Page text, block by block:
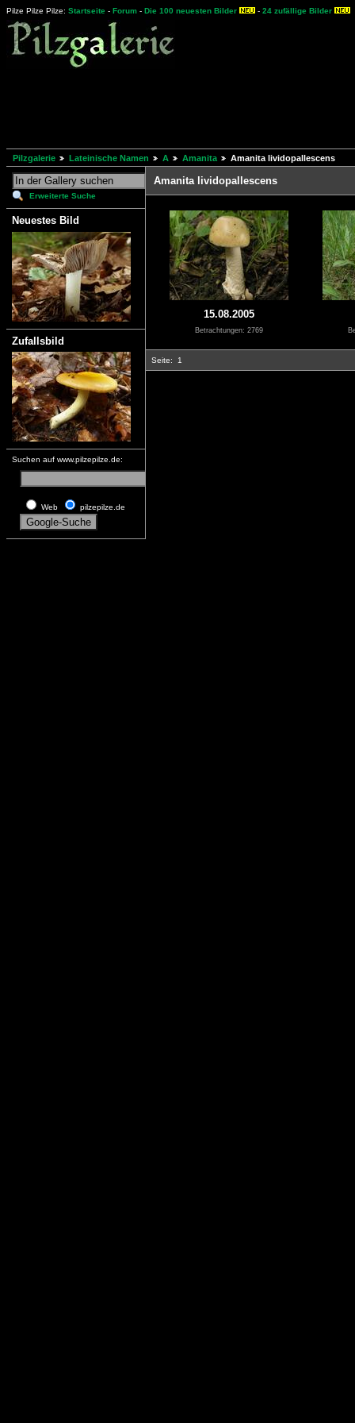
Pilze Pilze Pilze: Startseite - Forum - Die 100 neuesten Bilder - 24 zufällige Bilder
Pilzgalerie Lateinische Namen A Amanita Amanita lividopallescens
Erweiterte Suche
Neuestes Bild
Zufallsbild
Suchen auf www.pilzepilze.de:
Web pilzepilze.de
Amanita lividopallescens
15.08.2005
Betrachtungen: 2769
Seite: 1